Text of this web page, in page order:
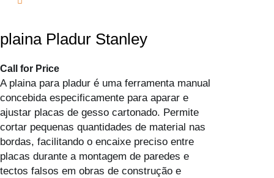
plaina Pladur Stanley
Call for Price
A plaina para pladur é uma ferramenta manual
concebida especificamente para aparar e
ajustar placas de gesso cartonado. Permite
cortar pequenas quantidades de material nas
bordas, facilitando o encaixe preciso entre
placas durante a montagem de paredes e
tectos falsos em obras de construção e